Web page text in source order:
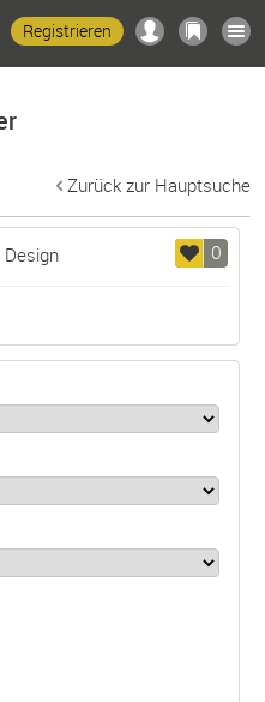
Registrieren
Zurück zur Hauptsuche
0